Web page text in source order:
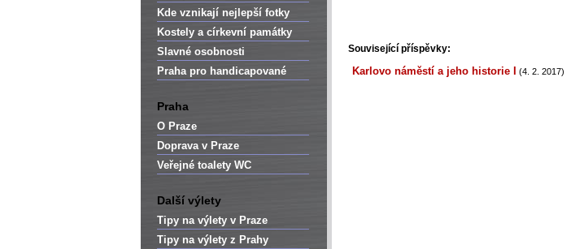
Kde vznikají nejlepší fotky
Kostely a církevní památky
Slavné osobnosti
Praha pro handicapované
Praha
O Praze
Doprava v Praze
Veřejné toalety WC
Další výlety
Tipy na výlety v Praze
Tipy na výlety z Prahy
Související příspěvky:
Karlovo náměstí a jeho historie I (4. 2. 2017)